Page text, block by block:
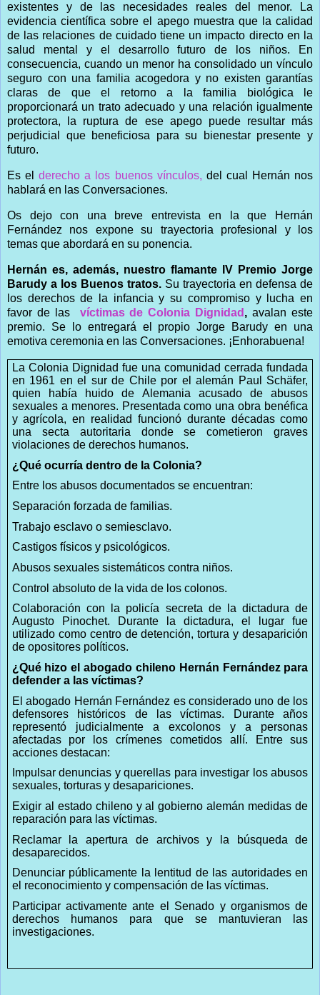
existentes y de las necesidades reales del menor. La
evidencia científica sobre el apego muestra que la calidad
de las relaciones de cuidado tiene un impacto directo en la
salud mental y el desarrollo futuro de los niños. En
consecuencia, cuando un menor ha consolidado un vínculo
seguro con una familia acogedora y no existen garantías
claras de que el retorno a la familia biológica le
proporcionará un trato adecuado y una relación igualmente
protectora, la ruptura de ese apego puede resultar más
perjudicial que beneficiosa para su bienestar presente y
futuro.
Es elderecho a los buenos vínculos, del cual Hernán nos
hablará en las Conversaciones.
Os dejo con una breve entrevista en la que Hernán
Fernández nos expone su trayectoria profesional y los
temas que abordará en su ponencia.
Hernán es, además, nuestro flamante IV Premio Jorge
Barudy a los Buenos tratos. Su trayectoria en defensa de
los derechos de la infancia y su compromiso y lucha en
favor de las víctimas de Colonia Dignidad ,avalan este
premio. Se lo entregará el propio Jorge Barudy en una
emotiva ceremonia en las Conversaciones. ¡Enhorabuena!
La Colonia Dignidad fue una comunidad cerrada fundada
en 1961 en el sur de Chile por el alemán Paul Schäfer,
quien había huido de Alemania acusado de abusos
sexuales a menores. Presentada como una obra benéfica
y agrícola, en realidad funcionó durante décadas como
una secta autoritaria donde se cometieron graves
violaciones de derechos humanos.
¿Qué ocurría dentro de la Colonia?
Entre los abusos documentados se encuentran:
Separación forzada de familias.
Trabajo esclavo o semiesclavo.
Castigos físicos y psicológicos.
Abusos sexuales sistemáticos contra niños.
Control absoluto de la vida de los colonos.
Colaboración con la policía secreta de la dictadura de
Augusto Pinochet. Durante la dictadura, el lugar fue
utilizado como centro de detención, tortura y desaparición
de opositores políticos.
¿Qué hizo el abogado chileno Hernán Fernández para
defender a las víctimas?
El abogado Hernán Fernández es considerado uno de los
defensores históricos de las víctimas. Durante años
representó judicialmente a excolonos y a personas
afectadas por los crímenes cometidos allí. Entre sus
acciones destacan:
Impulsar denuncias y querellas para investigar los abusos
sexuales, torturas y desapariciones.
Exigir al estado chileno y al gobierno alemán medidas de
reparación para las víctimas.
Reclamar la apertura de archivos y la búsqueda de
desaparecidos.
Denunciar públicamente la lentitud de las autoridades en
el reconocimiento y compensación de las víctimas.
Participar activamente ante el Senado y organismos de
derechos humanos para que se mantuvieran las
investigaciones.